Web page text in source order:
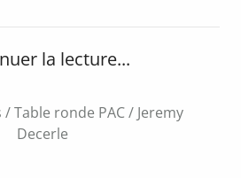
la lecture...
/ Table ronde PAC / Jeremy
Decerle